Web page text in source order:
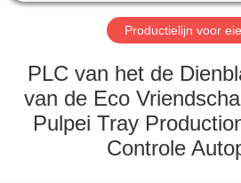
ONS
FABRIEKSREIS
Productielijn voor
PLC van het de
van de Eco
Pulpei Tray
Controle